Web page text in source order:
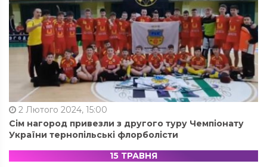
2 Лютого 2024, 15:00
Сім нагород привезли з другого туру Чемпіонату
України тернопільські флорболісти
15 ТРАВНЯ